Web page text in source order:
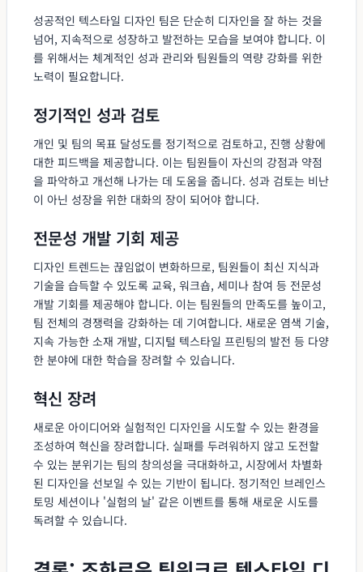
성공적인 텍스타일 디자인 팀은 단순히 디자인을 잘 하는 것을
넘어, 지속적으로 성장하고 발전하는 모습을 보여야 합니다. 이
를 위해서는 체계적인 성과 관리와 팀원들의 역량 강화를 위한
노력이 필요합니다.
정기적인 성과 검토
개인 및 팀의 목표 달성도를 정기적으로 검토하고, 진행 상황에
대한 피드백을 제공합니다. 이는 팀원들이 자신의 강점과 약점
을 파악하고 개선해 나가는 데 도움을 줍니다. 성과 검토는 비난
이 아닌 성장을 위한 대화의 장이 되어야 합니다.
전문성 개발 기회 제공
디자인 트렌드는 끊임없이 변화하므로, 팀원들이 최신 지식과
기술을 습득할 수 있도록 교육, 워크숍, 세미나 참여 등 전문성
개발 기회를 제공해야 합니다. 이는 팀원들의 만족도를 높이고,
팀 전체의 경쟁력을 강화하는 데 기여합니다. 새로운 염색 기술,
지속 가능한 소재 개발, 디지털 텍스타일 프린팅의 발전 등 다양
한 분야에 대한 학습을 장려할 수 있습니다.
혁신 장려
새로운 아이디어와 실험적인 디자인을 시도할 수 있는 환경을
조성하여 혁신을 장려합니다. 실패를 두려워하지 않고 도전할
수 있는 분위기는 팀의 창의성을 극대화하고, 시장에서 차별화
된 디자인을 선보일 수 있는 기반이 됩니다. 정기적인 브레인스
토밍 세션이나 '실험의 날' 같은 이벤트를 통해 새로운 시도를
독려할 수 있습니다.